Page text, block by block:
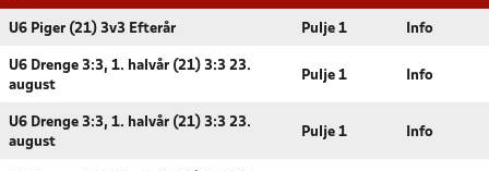
U6 Piger (21) 3v3 Efterår Pulje 1 Info
U6 Drenge 3:3, 1. halvår (21) 3:3 23.
august
Pulje 1 Info
U6 Drenge 3:3, 1. halvår (21) 3:3 23.
august
Pulje 1 Info